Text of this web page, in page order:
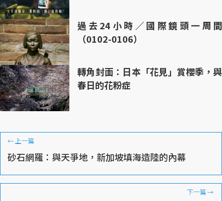
過去24小時／國際鏡頭一周間
（0102-0106）
轉角封面：日本「花見」賞櫻季，與
春日的花粉症
←上一篇
砂石網羅：與天爭地，新加坡填海造陸的內幕
下一篇→